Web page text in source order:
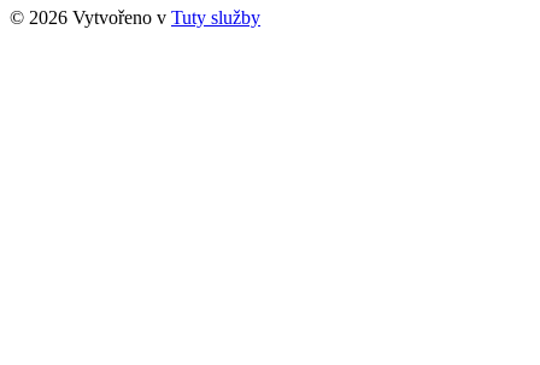
© 2026 Vytvořeno v Tuty služby